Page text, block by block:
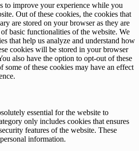
to improve your experience while you
Out of these cookies, the cookies that
are stored on your browser as they are
basic functionalities of the website. We
that help us analyze and understand how
cookies will be stored in your browser
also have the option to opt-out of these
some of these cookies may have an effect
essential for the website to
only includes cookies that ensures
features of the website. These
information.